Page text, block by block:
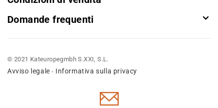
Domande frequenti
© 2021 Kateuropegmbh S.XXI, S.L.
Avviso legale - Informativa sulla privacy